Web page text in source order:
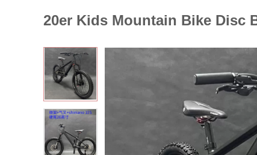
20er Kids Mountain Bike Disc